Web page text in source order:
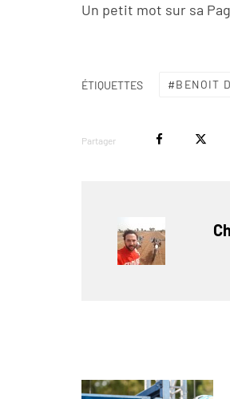
Un petit mot sur sa
ÉTIQUETTES BENOIT
Partager